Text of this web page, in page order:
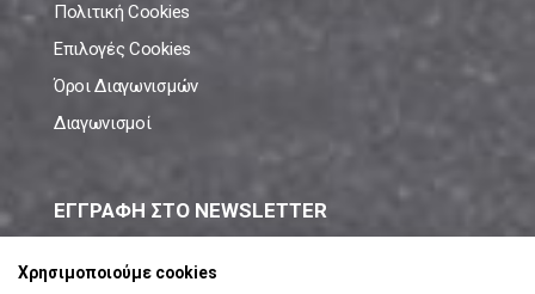
Πολιτική Cookies
Επιλογές Cookies
Όροι Διαγωνισμών
Διαγωνισμοί
ΕΓΓΡΑΦΗ ΣΤΟ NEWSLETTER
Χρησιμοποιούμε cookies